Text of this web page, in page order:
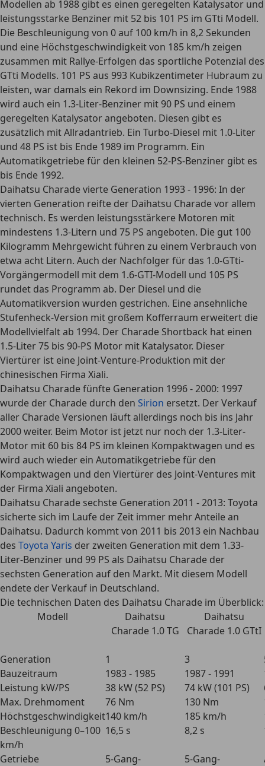
Modellen ab 1988 gibt es einen geregelten Katalysator und
leistungsstarke Benziner mit 52 bis 101 PS im GTti Modell.
Die Beschleunigung von 0 auf 100 km/h in 8,2 Sekunden
und eine Höchstgeschwindigkeit von 185 km/h zeigen
zusammen mit Rallye-Erfolgen das sportliche Potenzial des
GTti Modells. 101 PS aus 993 Kubikzentimeter Hubraum zu
leisten, war damals ein Rekord im Downsizing. Ende 1988
wird auch ein 1.3-Liter-Benziner mit 90 PS und einem
geregelten Katalysator angeboten. Diesen gibt es
zusätzlich mit Allradantrieb. Ein Turbo-Diesel mit 1.0-Liter
und 48 PS ist bis Ende 1989 im Programm. Ein
Automatikgetriebe für den kleinen 52-PS-Benziner gibt es
bis Ende 1992.
Daihatsu Charade vierte Generation 1993 - 1996: In der
vierten Generation reifte der Daihatsu Charade vor allem
technisch. Es werden leistungsstärkere Motoren mit
mindestens 1.3-Litern und 75 PS angeboten. Die gut 100
Kilogramm Mehrgewicht führen zu einem Verbrauch von
etwa acht Litern. Auch der Nachfolger für das 1.0-GTti-
Vorgängermodell mit dem 1.6-GTI-Modell und 105 PS
rundet das Programm ab. Der Diesel und die
Automatikversion wurden gestrichen. Eine ansehnliche
Stufenheck-Version mit großem Kofferraum erweitert die
Modellvielfalt ab 1994. Der Charade Shortback hat einen
1.5-Liter 75 bis 90-PS Motor mit Katalysator. Dieser
Viertürer ist eine Joint-Venture-Produktion mit der
chinesischen Firma Xiali.
Daihatsu Charade fünfte Generation 1996 - 2000: 1997
wurde der Charade durch den Sirion ersetzt. Der Verkauf
aller Charade Versionen läuft allerdings noch bis ins Jahr
2000 weiter. Beim Motor ist jetzt nur noch der 1.3-Liter-
Motor mit 60 bis 84 PS im kleinen Kompaktwagen und es
wird auch wieder ein Automatikgetriebe für den
Kompaktwagen und den Viertürer des Joint-Ventures mit
der Firma Xiali angeboten.
Daihatsu Charade sechste Generation 2011 - 2013: Toyota
sicherte sich im Laufe der Zeit immer mehr Anteile an
Daihatsu. Dadurch kommt von 2011 bis 2013 ein Nachbau
des Toyota Yaris der zweiten Generation mit dem 1.33-
Liter-Benziner und 99 PS als Daihatsu Charade der
sechsten Generation auf den Markt. Mit diesem Modell
endete der Verkauf in Deutschland.
Die technischen Daten des Daihatsu Charade im Überblick:
Modell
Daihatsu
Charade 1.0 TG
Daihatsu
Charade 1.0 GTtI
Generation 1 3
Bauzeitraum
1983 - 1985 1987 - 1991
Leistung kW/PS
38 kW (52 PS) 74 kW (101 PS)
Max. Drehmoment
76 Nm 130 Nm
Höchstgeschwindigkeit140 km/h 185 km/h
Beschleunigung 0–100
km/h
16,5 s 8,2 s
Getriebe
5-Gang-
5-Gang-